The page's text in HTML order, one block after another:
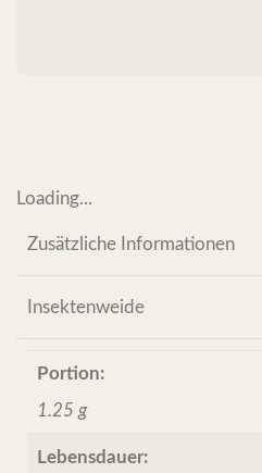
Loading...
Zusätzliche Informationen
Insektenweide
Portion:
1.25 g
Lebensdauer: